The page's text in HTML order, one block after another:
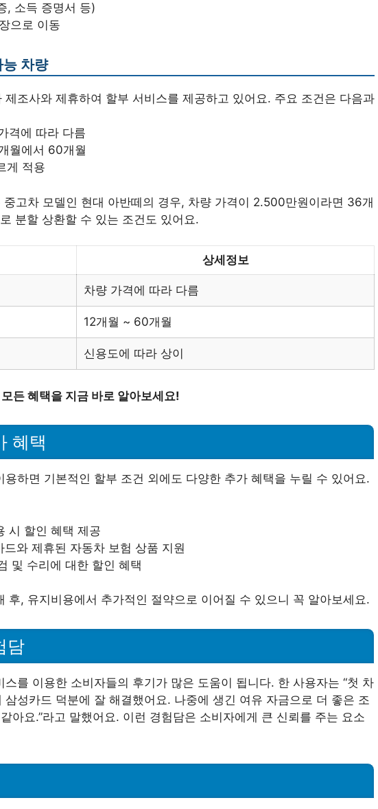
, 소득 증명서 등)
으로 이동
차량
제조사와 제휴하여 할부 서비스를 제공하고 있어요. 주요 조건은 다음과
격에 따라 다름
월에서 60개월
게 적용
고차 모델인 현대 아반떼의 경우, 차량 가격이 2.500만원이라면 36개
분할 상환할 수 있는 조건도 있어요.
상세정보
차량 가격에 따라 다름
12개월 ~ 60개월
신용도에 따라 상이
든 혜택을 지금 바로 알아보세요!
혜택
용하면 기본적인 할부 조건 외에도 다양한 추가 혜택을 누릴 수 있어요.
시 할인 혜택 제공
드와 제휴된 자동차 보험 상품 지원
및 수리에 대한 할인 혜택
후, 유지비용에서 추가적인 절약으로 이어질 수 있으니 꼭 알아보세요.
담
를 이용한 소비자들의 후기가 많은 도움이 됩니다. 한 사용자는 “첫 차
삼성카드 덕분에 잘 해결했어요. 나중에 생긴 여유 자금으로 더 좋은 조
아요.”라고 말했어요. 이런 경험담은 소비자에게 큰 신뢰를 주는 요소